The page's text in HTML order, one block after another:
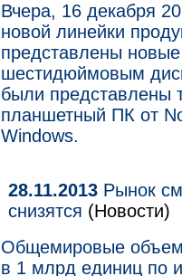
Вчера, 16 декабря
новой линейки
представлены
шестидюймовым
были представлены
планшетный ПК от
Windows.
28.11.2013 Рынок
снизятся (Новости)
Общемировые
в 1 млрд единиц по